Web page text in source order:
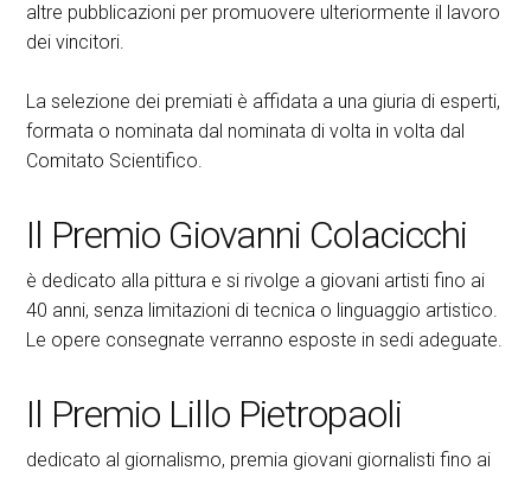
altre pubblicazioni per promuovere ulteriormente il lavoro
dei vincitori.
La selezione dei premiati è affidata a una giuria di esperti,
formata o nominata dal nominata di volta in volta dal
Comitato Scientifico.
Il Premio Giovanni Colacicchi
è dedicato alla pittura e si rivolge a giovani artisti fino ai
40 anni, senza limitazioni di tecnica o linguaggio artistico.
Le opere consegnate verranno esposte in sedi adeguate.
Il Premio Lillo Pietropaoli
dedicato al giornalismo, premia giovani giornalisti fino ai